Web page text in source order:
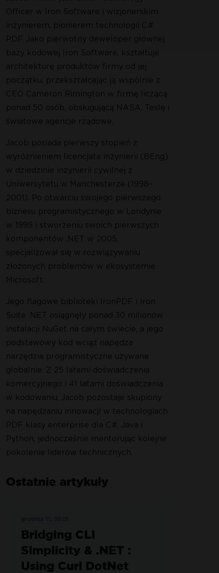
Officer w Iron Software i wizjonerskim
inżynierem, pionierem technologii C#
PDF. Jako pierwotny deweloper głównej
bazy kodowej Iron Software, kształtuje
architekturę produktów firmy od jej
początku, przekształcając ją wspólnie z
CEO Cameron Rimington w firmę liczącą
ponad 50 osób, obsługującą NASA, Teslę i
światowe agencje rządowe.
Jacob posiada pierwszy stopień z
wyróżnieniem licencjata inżynierii (BEng)
w dziedzinie inżynierii cywilnej z
Uniwersytetu w Manchesterze (1998–
2001). Po otwarciu swojego pierwszego
biznesu programistycznego w Londynie
w 1999 i stworzeniu swoich pierwszych
komponentów .NET w 2005,
specjalizował się w rozwiązywaniu
złożonych problemów w ekosystemie
Microsoft.
Jego flagowe biblioteki IronPDF i Iron
Suite .NET osiągnęły ponad 30 milionów
instalacji NuGet na całym świecie, a jego
podstawowy kod wciąż napędza
narzędzia programistyczne używane
globalnie. Z 25 latami doświadczenia
komercyjnego i 41 latami doświadczenia
w kodowaniu, Jacob pozostaje skupiony
na napędzaniu innowacji w technologiach
PDF klasy enterprise dla C#, Java i
Python, jednocześnie mentorując kolejne
pokolenie liderów technicznych.
Ostatnie artykuły
Bridging CLI
Simplicity & .NET :
Using Curl DotNet
Nie wymaga karty kredytowej ani tworzenia konta
ograniczeń. 100% dostępności. Bez karty kredytowej.
Dołącz do Milionów Inżynierów,
wypróbowali IronPDF